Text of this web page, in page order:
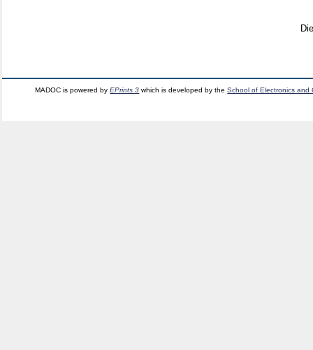
MADOC is powered byEPrints 3 which is developed by theSchool of Electronics and